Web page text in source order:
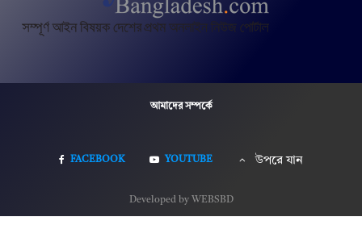
আমাদের সম্পর্কে
FACEBOOK YOUTUBE উপরে যান
Developed by WEBSBD